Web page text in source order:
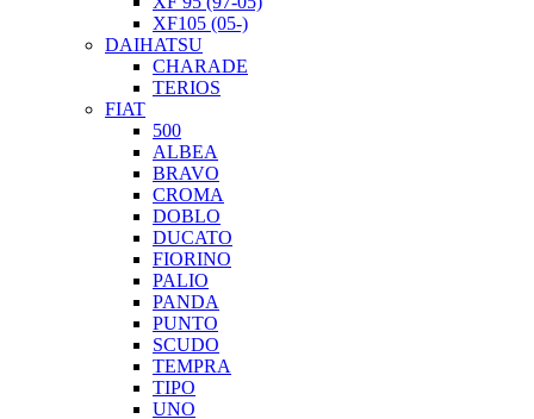
XF105 (05-)
DAIHATSU
CHARADE
TERIOS
FIAT
500
ALBEA
BRAVO
CROMA
DOBLO
DUCATO
FIORINO
PALIO
PANDA
PUNTO
SCUDO
TEMPRA
TIPO
UNO